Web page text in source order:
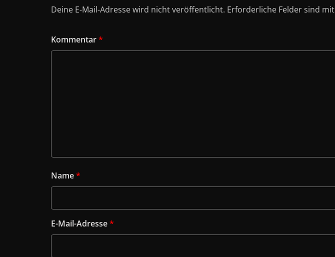
Deine E-Mail-Adresse wird nicht veröffentlicht. Erforderliche Felder sind mit
Kommentar*
Name*
E-Mail-Adresse*